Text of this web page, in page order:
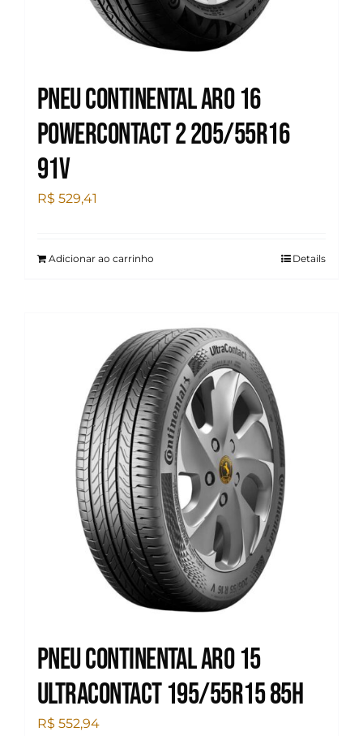
Pneu Continental Aro 16
Powercontact 2 205/55R16
91V
R$ 529,41
Adicionar ao carrinho Details
Pneu Continental Aro 15
Ultracontact 195/55R15 85H
R$ 552,94